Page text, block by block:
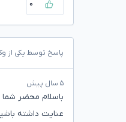
۰
پاسخ توسط یکی از
۵ سال پیش
باسلام محضر شما
عنایت داشته